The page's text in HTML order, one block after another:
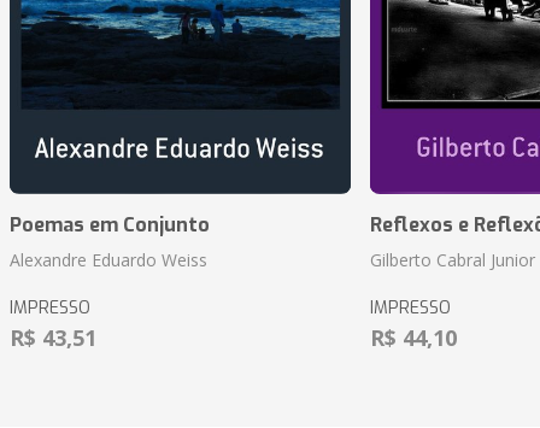
Poemas em Conjunto
Alexandre Eduardo Weiss
IMPRESSO
R$ 43,51
Reflexos e
Gilberto Cabral Junior
IMPRESSO
R$ 44,10